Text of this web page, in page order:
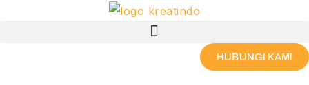
Menu
HUBUNGI KAMI